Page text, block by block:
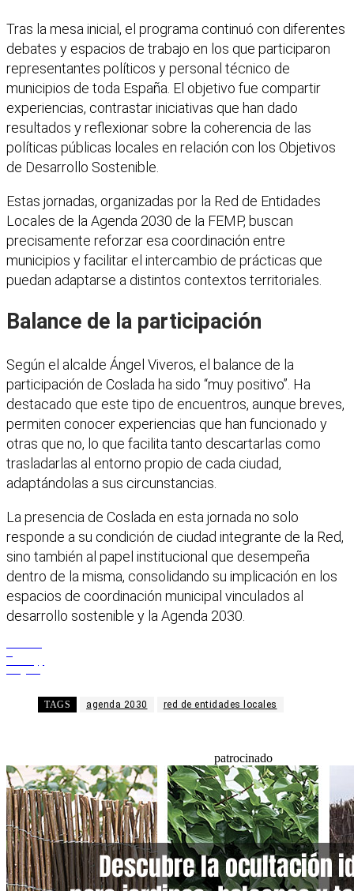
Tras la mesa inicial, el programa continuó con diferentes
debates y espacios de trabajo en los que participaron
representantes políticos y personal técnico de
municipios de toda España. El objetivo fue compartir
experiencias, contrastar iniciativas que han dado
resultados y reflexionar sobre la coherencia de las
políticas públicas locales en relación con los Objetivos
de Desarrollo Sostenible.
Estas jornadas, organizadas por la Red de Entidades
Locales de la Agenda 2030 de la FEMP, buscan
precisamente reforzar esa coordinación entre
municipios y facilitar el intercambio de prácticas que
puedan adaptarse a distintos contextos territoriales.
Balance de la participación
Según el alcalde Ángel Viveros, el balance de la
participación de Coslada ha sido “muy positivo”. Ha
destacado que este tipo de encuentros, aunque breves,
permiten conocer experiencias que han funcionado y
otras que no, lo que facilita tanto descartarlas como
trasladarlas al entorno propio de cada ciudad,
adaptándolas a sus circunstancias.
La presencia de Coslada en esta jornada no solo
responde a su condición de ciudad integrante de la Red,
sino también al papel institucional que desempeña
dentro de la misma, consolidando su implicación en los
espacios de coordinación municipal vinculados al
desarrollo sostenible y la Agenda 2030.
TAGS agenda 2030 red de entidades locales
patrocinado